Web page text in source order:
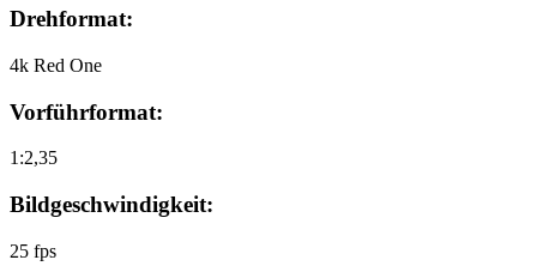
Drehformat:
4k Red One
Vorführformat:
1:2,35
Bildgeschwindigkeit:
25 fps